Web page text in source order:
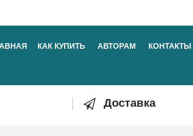
КАК КУПИТЬ АВТОРАМ КОНТАКТЫ
Доставка